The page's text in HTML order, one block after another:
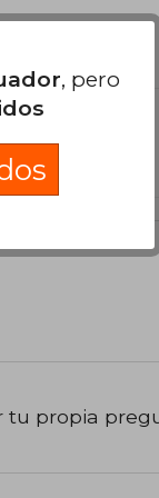
tu propia
, pero